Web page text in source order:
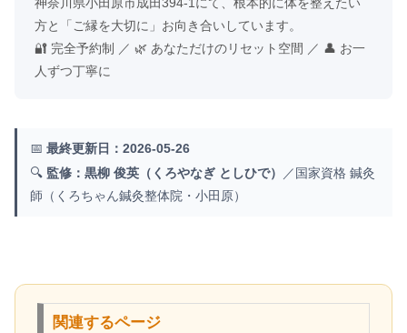
方と「ご縁を大切に」お向き合いしています。
🔐 完全予約制 ／ 🌿 あなただけのリセット空間 ／ 👤 お一
人ずつ丁寧に
📅 最終更新日：2026-05-26
🔍 監修：黒柳 俊英（くろやなぎ としひで）
／国家資格 鍼灸
師（くろちゃん鍼灸整体院・小田原）
関連するページ